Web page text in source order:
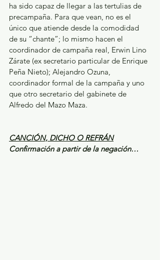
ha sido capaz de llegar a las tertulias de
precampaña. Para que vean, no es el
único que atiende desde la comodidad
de su “chante”; lo mismo hacen el
coordinador de campaña real, Erwin Lino
Zárate (ex secretario particular de Enrique
Peña Nieto); Alejandro Ozuna,
coordinador formal de la campaña y uno
que otro secretario del gabinete de
Alfredo del Mazo Maza.
CANCIÓN, DICHO O REFRÁN
Confirmación a partir de la negación…